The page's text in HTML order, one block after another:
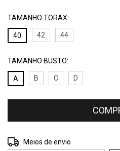
TAMANHO TORAX:
40
42 44
TAMANHO BUSTO:
A B C D
Entregas para o CEP:
Meios de envio